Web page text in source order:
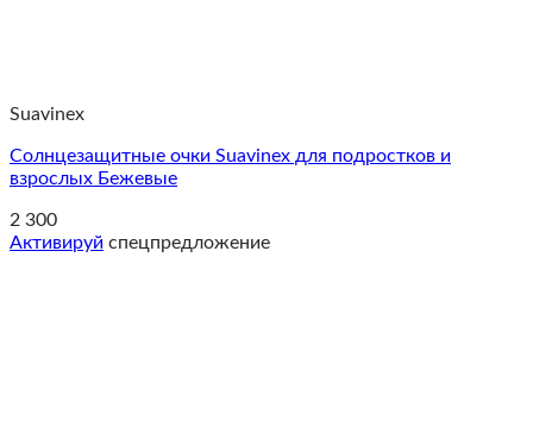
Suavinex
Солнцезащитные очки Suavinex для подростков и
взрослых Бежевые
2 300
Активируй спецпредложение